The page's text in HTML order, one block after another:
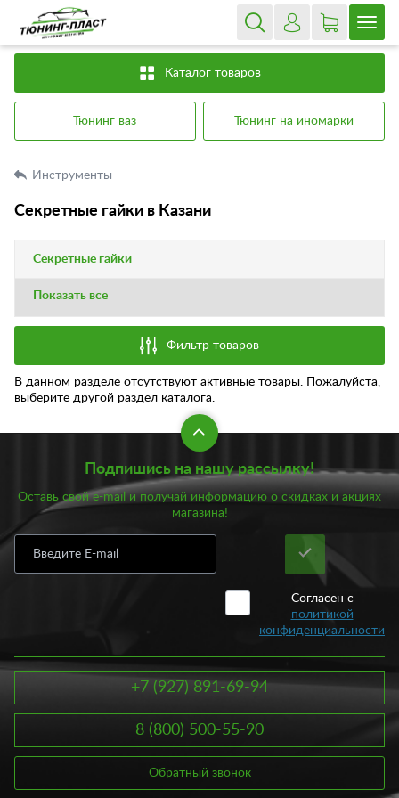
Каталог товаров
Тюнинг ваз Тюнинг на иномарки
Инструменты
Секретные гайки в Казани
Секретные гайки
Показать все
Фильтр товаров
В данном разделе отсутствуют активные товары. Пожалуйста,
выберите другой раздел каталога.
Подпишись на нашу рассылку!
Оставь свой e-mail и получай информацию о скидках и акциях
магазина!
Согласен с
политикой
конфиденциальности
+7 (927) 891-69-94
8 (800) 500-55-90
Обратный звонок